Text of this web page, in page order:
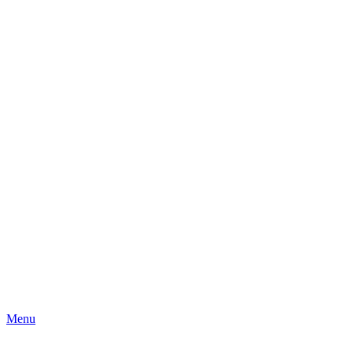
Menu